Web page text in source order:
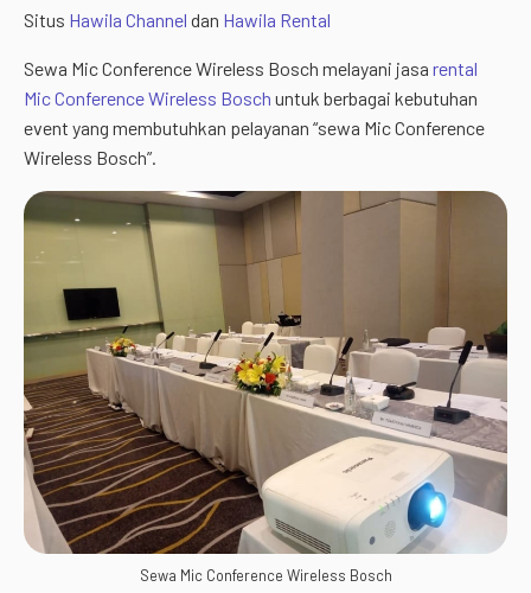
Situs Hawila Channel dan Hawila Rental
Sewa Mic Conference Wireless Bosch melayani jasa rental
Mic Conference Wireless Bosch untuk berbagai kebutuhan
event yang membutuhkan pelayanan “sewa Mic Conference
Wireless Bosch”.
Sewa Mic Conference Wireless Bosch